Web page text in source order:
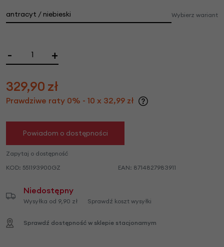
antracyt / niebieski Wybierz wariant
- +
329,90 zł
Prawdziwe raty 0% - 10 x 32,99 zł
Powiadom o dostępności
Zapytaj o dostępność
KOD: 551193900GZ EAN: 8714827983911
Niedostępny
Wysyłka od 9,90 zł Sprawdź koszt wysyłki
Sprawdź dostępność w sklepie stacjonarnym